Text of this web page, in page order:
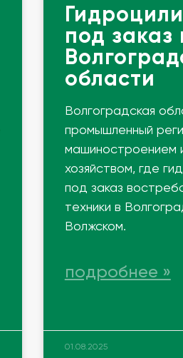
под заказ
области
Волгоградская
промышленный
машиностроением
хозяйством, где
под заказ
техники в
Волжском.
подробнее »
01.08.2025